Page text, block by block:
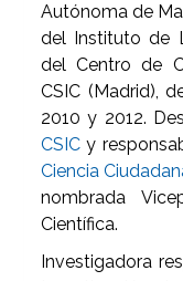
Autónoma de
del Instituto de
del Centro de
CSIC (Madrid),
2010 y 2012.
CSIC y
Ciencia
nombrada
Científica.
Investigadora